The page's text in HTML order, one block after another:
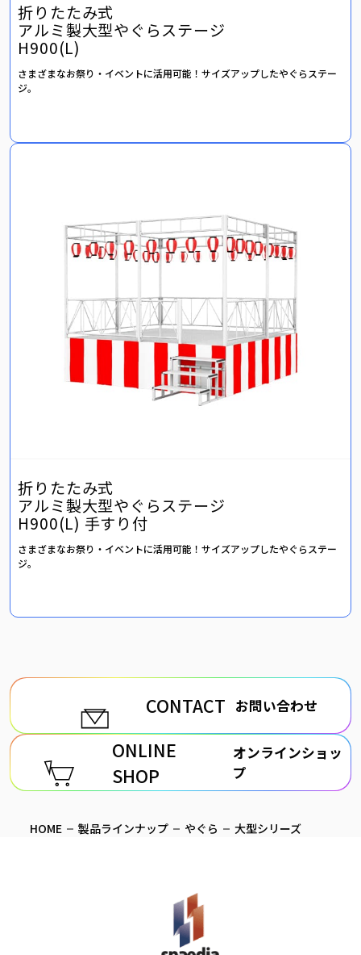
折りたたみ式
アルミ製大型やぐらステージ
H900(L)
さまざまなお祭り・イベントに活用可能！サイズアップしたやぐらステー
ジ。
折りたたみ式
アルミ製大型やぐらステージ
H900(L) 手すり付
さまざまなお祭り・イベントに活用可能！サイズアップしたやぐらステー
ジ。
CONTACT お問い合わせ
ONLINE
SHOP
オンラインショッ
プ
HOME 製品ラインナップ やぐら 大型シリーズ